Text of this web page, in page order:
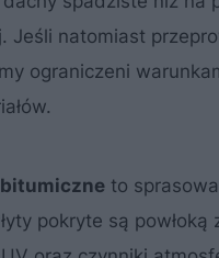
Jeśli natomiast
ograniczeni
to
pokryte są